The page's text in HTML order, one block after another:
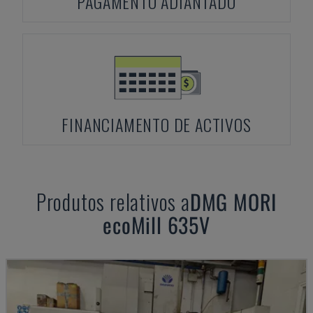
FINANCIAMENTO DE ACTIVOS
Produtos relativos aDMG MORI
ecoMill 635V